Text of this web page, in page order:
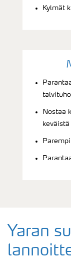
Kylmät
Nostaa
Yaran